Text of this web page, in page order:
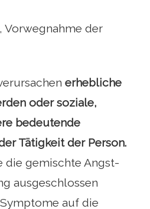
Vorwegnahme der
erhebliche
oder soziale,
bedeutende
Tätigkeit der Person.
die gemischte Angst-
ausgeschlossen
auf die